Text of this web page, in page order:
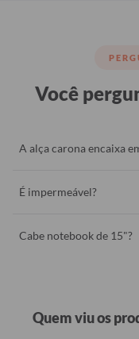
Você
A alça carona encaixa
É impermeável?
Cabe notebook de 15"?
Quem viu os